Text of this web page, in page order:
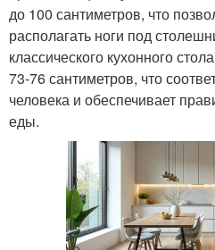
до 100 сантиметров, что
располагать ноги под
классического кухонного
73-76 сантиметров, что
человека и обеспечивает
еды.